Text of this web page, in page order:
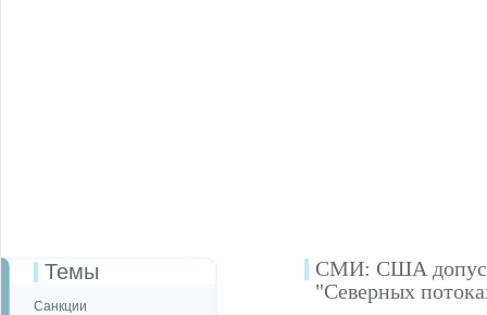
Темы
Санкции
СМИ: США
"Северных